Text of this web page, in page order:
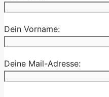
Dein Vorname:
Deine Mail-Adresse: